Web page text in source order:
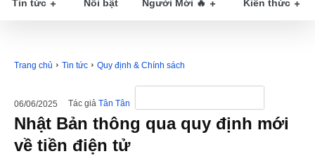
Tin tức Nổi bật Người Mới 🔥 Kiến thức
Trang chủ Tin tức Quy định & Chính sách
06/06/2025 Tác giả Tân Tân
Nhật Bản thông qua quy định mới
về tiền điện tử